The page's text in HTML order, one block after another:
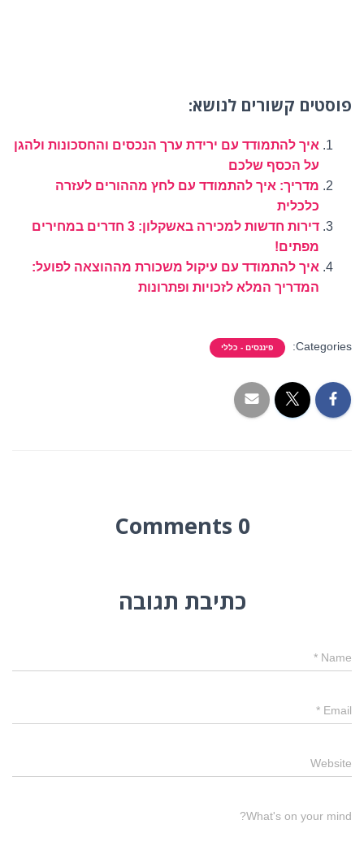
פוסטים קשורים לנושא:
איך להתמודד עם ירידת ערך הנכסים והחסכונות ולהגן
על הכסף שלכם
מדריך: איך להתמודד עם לחץ מההורים לעזרה
כלכלית
דירות חדשות למכירה באשקלון: 3 חדרים במחירים
מפתים!
איך להתמודד עם עיקול משכורת מההוצאה לפועל:
המדריך המלא לזכויות ופתרונות
Categories: פיננסים - כללי
0 Comments
כתיבת תגובה
Name
*
Email
*
Website
What's on your mind?